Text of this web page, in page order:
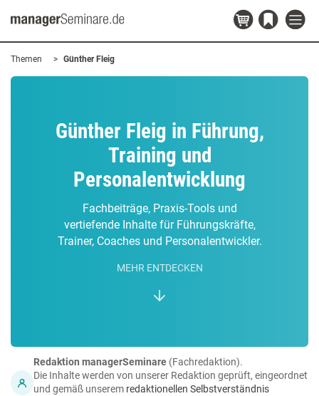
Themen Günther Fleig
Günther Fleig in Führung,
Training und
Personalentwicklung
Fachbeiträge, Praxis-Tools und
vertiefende Inhalte für Führungskräfte,
Trainer, Coaches und Personalentwickler.
MEHR ENTDECKEN
Redaktion managerSeminare (Fachredaktion).
Die Inhalte werden von unserer Redaktion geprüft, eingeordnet
und gemäß unserem redaktionellen Selbstverständnis